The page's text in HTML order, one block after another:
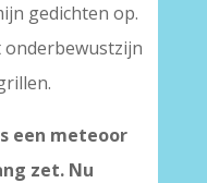
gedichten op.
onderbewustzijn
een meteoor
zet. Nu